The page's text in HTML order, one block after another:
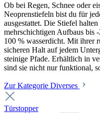
Ob bei Regen, Schnee oder
Neoprenstiefeln bist du für
ausgestattet. Die Stiefel
mehrschichtigen Aufbaus bis
100 % wasserdicht. Mit ihrer
sicheren Halt auf jedem
steinige Pfade. Erhältlich in
sind sie nicht nur funktional,
Zur Kategorie Diverses
Türstopper